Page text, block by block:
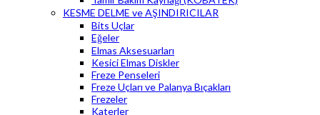
KESME DELME ve AŞINDIRICILAR
Bits Uçlar
Eğeler
Elmas Aksesuarları
Kesici Elmas Diskler
Freze Penseleri
Freze Uçları ve Palanya Bıçakları
Frezeler
Katerler